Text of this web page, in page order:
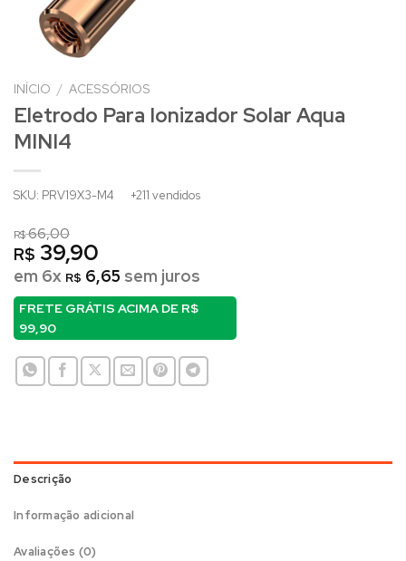
INÍCIO / ACESSÓRIOS
Eletrodo Para Ionizador Solar Aqua
MINI4
SKU: PRV19X3-M4 +211 vendidos
R$66,00
R$ 39,90
em 6x R$ 6,65 sem juros
FRETE GRÁTIS ACIMA DE R$
99,90
Descrição
Informação adicional
Avaliações (0)